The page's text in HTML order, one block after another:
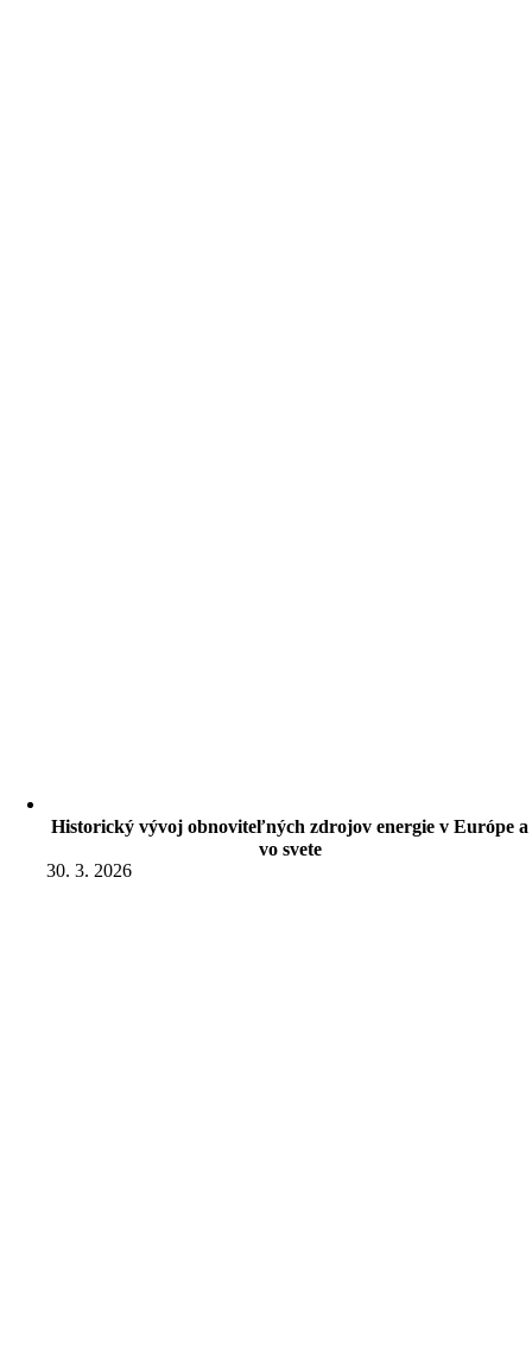
Historický vývoj obnoviteľných zdrojov energie v Európe a
vo svete
30. 3. 2026